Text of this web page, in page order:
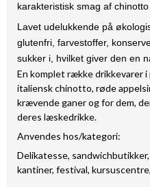
karakteristisk smag af chinotto
Lavet udelukkende på
glutenfri, farvestoffer,
sukker i, hvilket giver den en
En komplet række drikkevarer
italiensk chinotto, røde
krævende ganer og for dem,
deres læskedrikke.
Anvendes hos/kategori:
Delikatesse,
kantiner, festival,